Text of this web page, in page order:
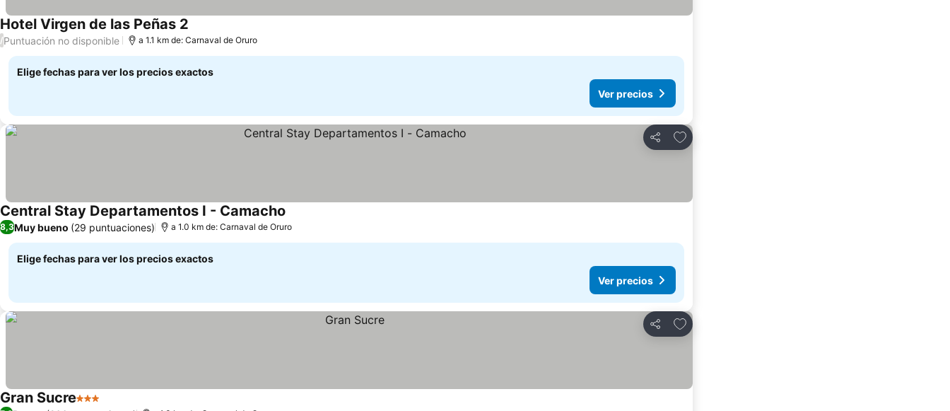
Hotel Virgen de las Peñas 2
/Puntuación no disponible a 1.1 km de: Carnaval de Oruro
Elige fechas para ver los precios exactos
Ver precios
Compartir
Agregar a favoritos
Central Stay Departamentos I - Camacho
8,3Muy bueno (29 puntuaciones) a 1.0 km de: Carnaval de Oruro
Elige fechas para ver los precios exactos
Ver precios
Compartir
Agregar a favoritos
Gran Sucre3 EstrellasVer precios